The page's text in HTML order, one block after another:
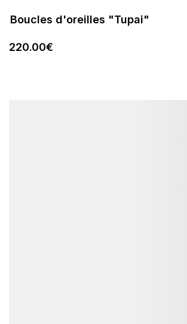
Boucles d'oreilles "Tupai"
220.00€